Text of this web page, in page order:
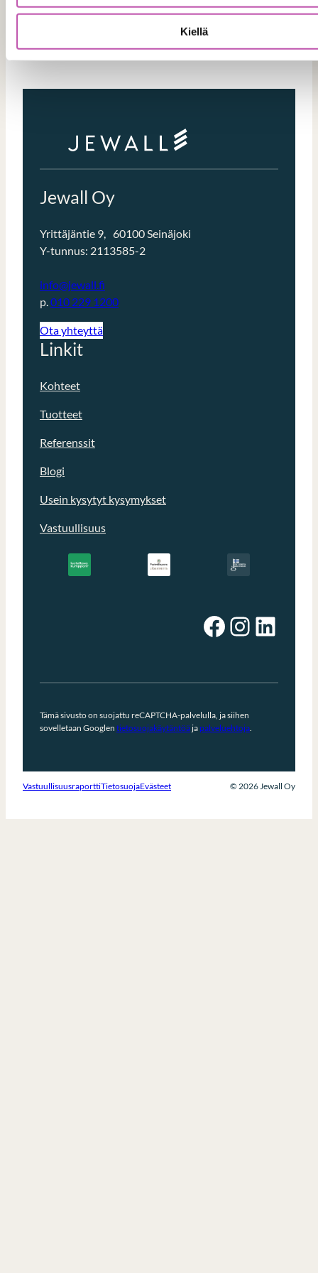
Kiellä
Jewall Oy
Yrittäjäntie 9, 60100 Seinäjoki
Y-tunnus: 2113585-2
info@jewall.fi
p.010 229 1200
Ota yhteyttä
Linkit
Kohteet
Tuotteet
Referenssit
Blogi
Usein kysytyt kysymykset
Vastuullisuus
Facebook Instagram LinkedIn
Tämä sivusto on suojattu reCAPTCHA-palvelulla, ja siihen
sovelletaan Googlen tietosuojakäytäntöäja palveluehtoja
VastuullisuusraporttiTietosuojaEvästeet © 2026 Jewall Oy